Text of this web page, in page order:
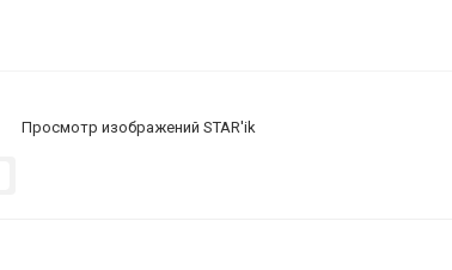
Просмотр изображений STAR'ik